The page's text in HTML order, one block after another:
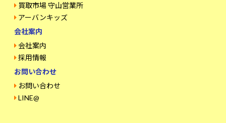
買取市場 守山営業所
アーバンキッズ
会社案内
会社案内
採用情報
お問い合わせ
お問い合わせ
LINE@